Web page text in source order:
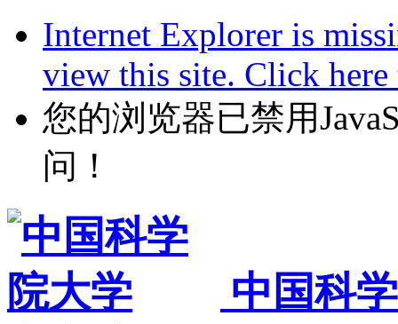
Internet Explorer is
view this site. Click
您的浏览器已禁用
问！
中国科